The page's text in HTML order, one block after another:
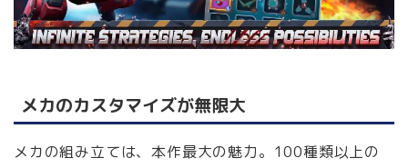
メカのカスタマイズが無限大
メカの組み立ては、本作最大の魅力。100種類以上の